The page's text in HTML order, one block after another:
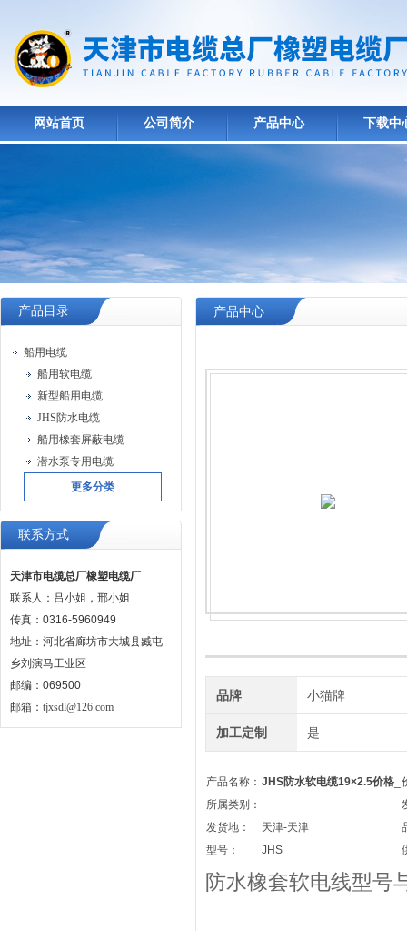
网站首页 公司简介 产品中心 下载中
产品目录
船用电缆
船用软电缆
新型船用电缆
JHS防水电缆
船用橡套屏蔽电缆
潜水泵专用电缆
更多分类
联系方式
天津市电缆总厂橡塑电缆厂
联系人：吕小姐，邢小姐
传真：0316-5960949
地址：河北省廊坊市大城县臧屯
乡刘演马工业区
邮编：069500
邮箱： tjxsdl@126.com
产品中心
品牌 小猫牌
加工定制 是
产品名称： JHS防水软电缆19×2.5价格
所属类别：
发货地：
天津-天津
型号：
JHS
防水橡套软电线型号